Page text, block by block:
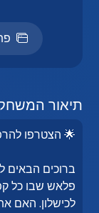
תיאור
🌟 הצטרפו
ברוכים
פלאש שבו כל
לכישלון. האם